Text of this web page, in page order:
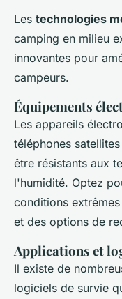
Les technologies
camping en milieu
innovantes pour
campeurs.
Équipements
Les appareils
téléphones
être résistants aux
l'humidité. Optez
conditions
et des options de
Applications et
Il existe de
logiciels de survie